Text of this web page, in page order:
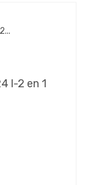
l-2 en 1